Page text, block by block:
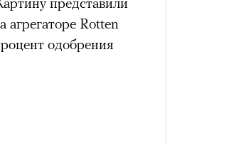
Rotten
одобрения